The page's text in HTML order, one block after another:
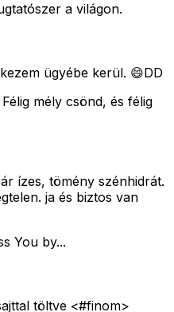
a világon.
ügyébe kerül. 😄DD
mély csönd, és félig
ízes, tömény szénhidrát.
ja és biztos van
You by...
töltve <#finom>